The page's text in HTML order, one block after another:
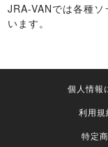
JRA-VANでは各種
います。
個人情報
利用規
特定